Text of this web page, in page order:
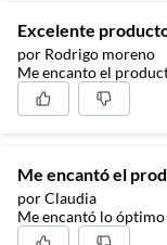
Excelente
por Rodrigo moreno
Me encanto el
Me encantó el
por Claudia
Me encantó lo óptimo